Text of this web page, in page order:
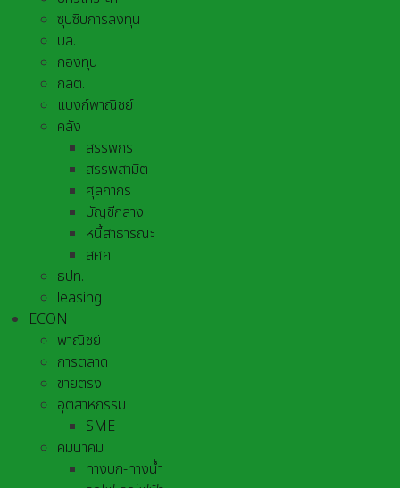
ซุบซิบการลงทุน
บล.
กองทุน
กลต.
แบงก์พาณิชย์
คลัง
สรรพกร
สรรพสามิต
ศุลกากร
บัญชีกลาง
หนี้สาธารณะ
สศค.
ธปท.
leasing
ECON
พาณิชย์
การตลาด
ขายตรง
อุตสาหกรรม
SME
คมนาคม
ทางบก-ทางน้ำ